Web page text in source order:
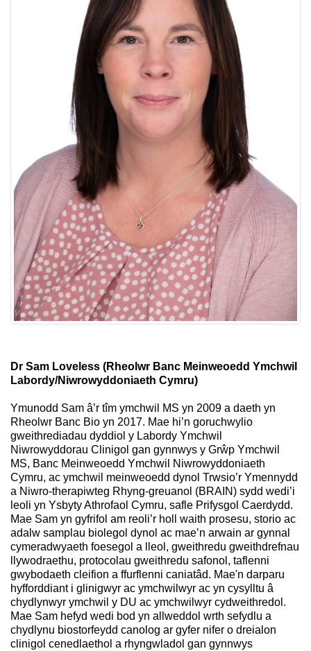
Dr Sam Loveless (Rheolwr Banc Meinweoedd Ymchwil
Labordy/Niwrowyddoniaeth Cymru)
Ymunodd Sam â’r tîm ymchwil MS yn 2009 a daeth yn
Rheolwr Banc Bio yn 2017. Mae hi’n goruchwylio
gweithrediadau dyddiol y Labordy Ymchwil
Niwrowyddorau Clinigol gan gynnwys y Grŵp Ymchwil
MS, Banc Meinweoedd Ymchwil Niwrowyddoniaeth
Cymru, ac ymchwil meinweoedd dynol Trwsio’r Ymennydd
a Niwro-therapiwteg Rhyng-greuanol (BRAIN) sydd wedi’i
leoli yn Ysbyty Athrofaol Cymru, safle Prifysgol Caerdydd.
Mae Sam yn gyfrifol am reoli’r holl waith prosesu, storio ac
adalw samplau biolegol dynol ac mae’n arwain ar gynnal
cymeradwyaeth foesegol a lleol, gweithredu gweithdrefnau
llywodraethu, protocolau gweithredu safonol, taflenni
gwybodaeth cleifion a ffurflenni caniatâd. Mae'n darparu
hyfforddiant i glinigwyr ac ymchwilwyr ac yn cysylltu â
chydlynwyr ymchwil y DU ac ymchwilwyr cydweithredol.
Mae Sam hefyd wedi bod yn allweddol wrth sefydlu a
chydlynu biostorfeydd canolog ar gyfer nifer o dreialon
clinigol cenedlaethol a rhyngwladol gan gynnwys